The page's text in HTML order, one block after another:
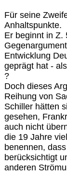
Für seine
Anhaltspunkte.
Er beginnt in Z.
Entwicklung
geprägt hat -
?
Doch dieses
Reihung von
Schiller hätten
gesehen,
auch nicht
die 19 Jahre
benennen,
berücksichtigt
anderen